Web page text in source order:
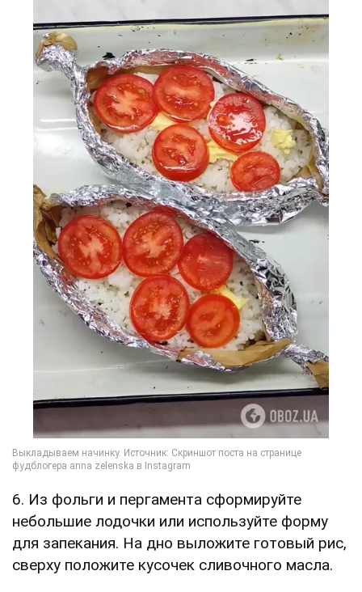
6. Из фольги и пергамента сформируйте
небольшие лодочки или используйте форму
для запекания. На дно выложите готовый рис,
сверху положите кусочек сливочного масла.